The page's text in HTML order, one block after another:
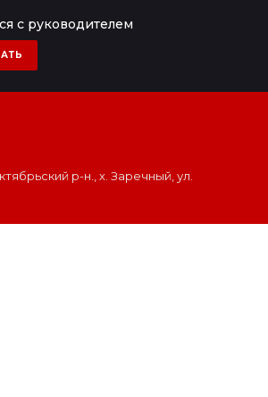
с руководителем
р-н., х. Заречный, ул.